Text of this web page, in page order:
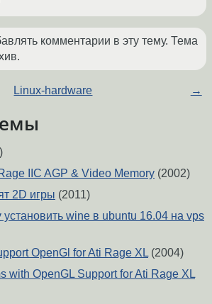
комментарии в эту тему. Тема
Linux-hardware →
IIC AGP & Video Memory (2002)
2D игры (2011)
установить wine в ubuntu 16.04 на vps
OpenGl for Ati Rage XL (2004)
with OpenGL Support for Ati Rage XL